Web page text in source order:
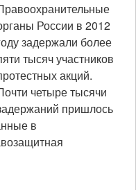
России в 2012
задержали более
тысяч участников
акций.
четыре тысячи
пришлось
в